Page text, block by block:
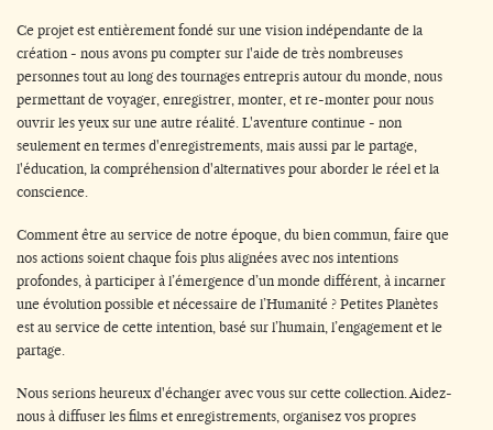
Ce projet est entièrement fondé sur une vision indépendante de la
création - nous avons pu compter sur l'aide de très nombreuses
personnes tout au long des tournages entrepris autour du monde, nous
permettant de voyager, enregistrer, monter, et re-monter pour nous
ouvrir les yeux sur une autre réalité. L'aventure continue - non
seulement en termes d'enregistrements, mais aussi par le partage,
l'éducation, la compréhension d'alternatives pour aborder le réel et la
conscience.
Comment être au service de notre époque, du bien commun, faire que
nos actions soient chaque fois plus alignées avec nos intentions
profondes, à participer à l’émergence d’un monde différent, à incarner
une évolution possible et nécessaire de l’Humanité ? Petites Planètes
est au service de cette intention, basé sur l’humain, l’engagement et le
partage.
Nous serions heureux d'échanger avec vous sur cette collection. Aidez-
nous à diffuser les films et enregistrements, organisez vos propres